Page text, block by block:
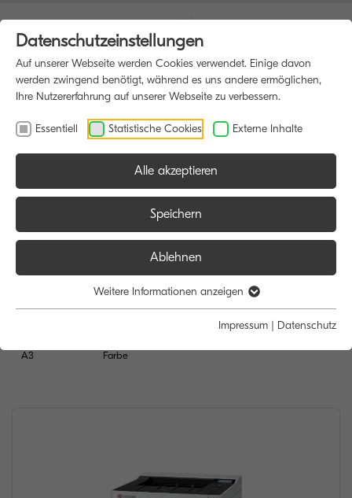
HOME DRUCKER
A3
Alle
Farbe
Datenschutzeinstellungen
Auf unserer Webseite werden Cookies verwendet. Einige davon
werden zwingend benötigt, während es uns andere ermöglichen,
Ihre Nutzererfahrung auf unserer Webseite zu verbessern.
Essentiell Statistische Cookies Externe Inhalte
Alle akzeptieren
Speichern
Ablehnen
Weitere Informationen anzeigen
Impressum | Datenschutz